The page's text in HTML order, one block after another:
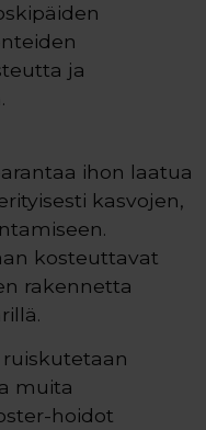
ja
ihon laatua
kasvojen,
kosteuttavat
rakennetta
ruiskutetaan
muita
hoidot